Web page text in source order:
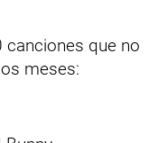
canciones que no
meses: